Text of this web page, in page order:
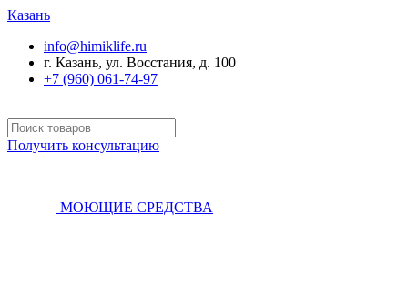
Казань
info@himiklife.ru
г. Казань, ул. Восстания, д. 100
+7 (960) 061-74-97
Получить консультацию
МОЮЩИЕ СРЕДСТВА